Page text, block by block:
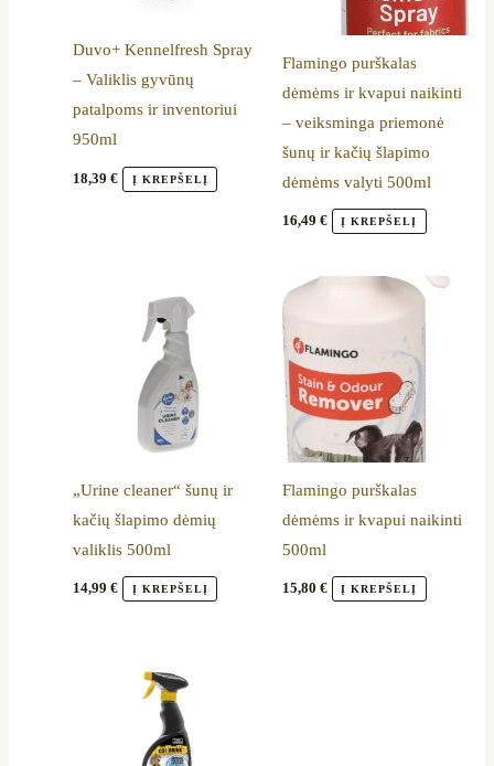
Duvo+ Kennelfresh Spray
– Valiklis gyvūnų
patalpoms ir inventoriui
950ml
18,39€ Į KREPŠELĮ
Flamingo purškalas
dėmėms ir kvapui naikinti
– veiksminga priemonė
šunų ir kačių šlapimo
dėmėms valyti 500ml
16,49 € Į KREPŠELĮ
„Urine cleaner“ šunų ir
kačių šlapimo dėmių
valiklis 500ml
14,99€ Į KREPŠELĮ
Flamingo purškalas
dėmėms ir kvapui naikinti
500ml
15,80 € Į KREPŠELĮ